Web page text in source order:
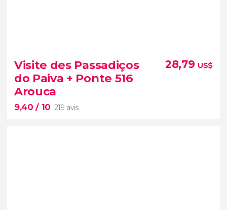
visite du quartier de Belém
monastère des Hiéronymites
de Belém
Visite des Passadiços
do Paiva + Ponte 516
Arouca
9,40/ 10 219 avis
28,79 US$